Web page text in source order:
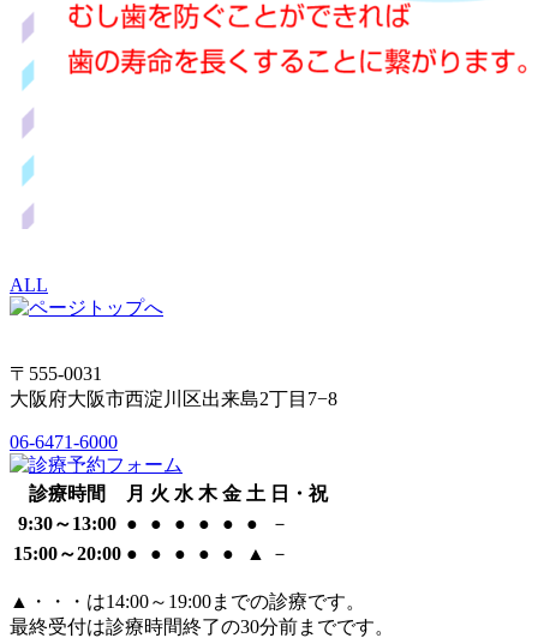
ALL
〒555-0031
大阪府大阪市西淀川区出来島2丁目7−8
06-6471-6000
診療時間 月 火 水 木 金 土 日・祝
9:30～13:00 ● ● ● ● ● ●
－
15:00～20:00 ● ● ● ● ● ▲ －
▲
・・・は14:00～19:00までの診療です。
最終受付は診療時間終了の30分前までです。